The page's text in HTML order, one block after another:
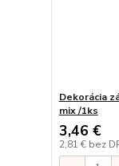
Dekorácia
mix /1ks
3,46 €
2,81 € bez